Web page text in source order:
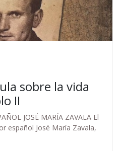
sobre la vida
II
JOSÉ MARÍA ZAVALA El
español José María Zavala,